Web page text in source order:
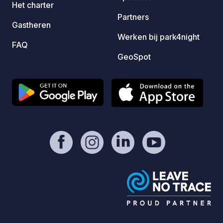
din
Het charter
Gastheren
FAQ
Partners
Werken bij park4night
GeoSpot